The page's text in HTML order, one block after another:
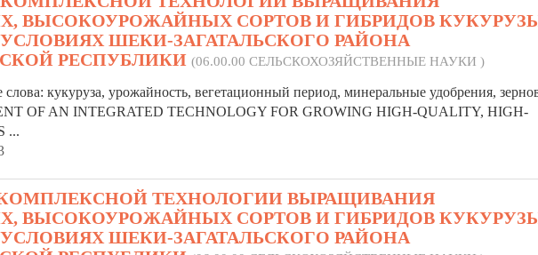
ВЫСОКОУРОЖАЙНЫХ СОРТОВ И ГИБРИДОВ
ШЕКИ-ЗАГАТАЛЬСКОГО РАЙОНА
РЕСПУБЛИКИ (06.00.00 СЕЛЬСКОХОЗЯЙСТВЕННЫЕ НАУКИ )
слова: кукуруза, урожайность, вегетационный период, минеральные удобрения,
OF AN INTEGRATED TECHNOLOGY FOR GROWING HIGH-QUALITY, HIGH-
...
КОМПЛЕКСНОЙ ТЕХНОЛОГИИ ВЫРАЩИВАНИЯ
ВЫСОКОУРОЖАЙНЫХ СОРТОВ И ГИБРИДОВ
ШЕКИ-ЗАГАТАЛЬСКОГО РАЙОНА